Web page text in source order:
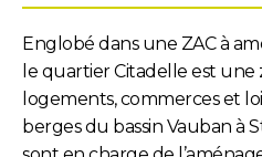
Englobé dans une ZAC à
le quartier Citadelle est une
logements, commerces et
berges du bassin Vauban à